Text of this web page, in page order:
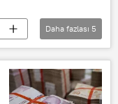
Daha fazlası 5